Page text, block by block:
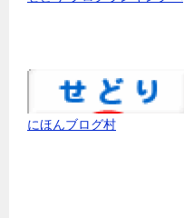
にほんブログ村